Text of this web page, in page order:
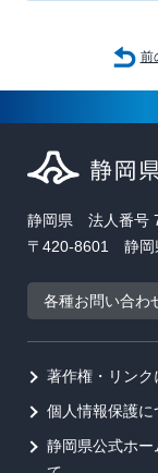
前
静岡県 法人番号
〒420-8601 静岡
各種お問い合わ
著作権・リンク
個人情報保護に
静岡県公式ホ